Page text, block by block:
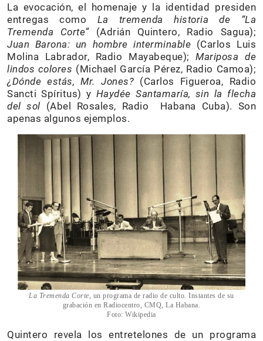
La evocación, el homenaje y la identidad presiden
entregas como La tremenda historia de “La
Tremenda Corte”(Adrián Quintero, Radio Sagua);
Juan Barona: un hombre interminable (Carlos Luis
Molina Labrador, Radio Mayabeque);Mariposa de
lindos colores (Michael García Pérez, Radio Camoa);
¿Dónde estás, Mr. Jones? (Carlos Figueroa, Radio
Sancti Spíritus) y Haydée Santamaría, sin la flecha
del sol (Abel Rosales, Radio Habana Cuba). Son
apenas algunos ejemplos.
La Tremenda Corte, un programa de radio de culto. Instantes de su
grabación en Radiocentro, CMQ, La Habana.
Foto: Wikipedia
Quintero revela los entretelones de un programa